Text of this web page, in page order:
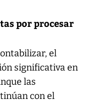
por procesar
el
significativa en
las
con el